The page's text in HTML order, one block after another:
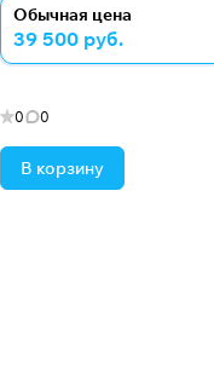
Обычная цена
39 500 руб.
0 0
В корзину